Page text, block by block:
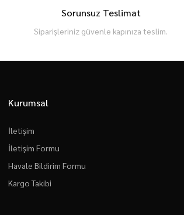
Sorunsuz Teslimat
Siparişleriniz güvenle kapınıza teslim.
Kurumsal
İletişim
İletişim Formu
Havale Bildirim Formu
Kargo Takibi